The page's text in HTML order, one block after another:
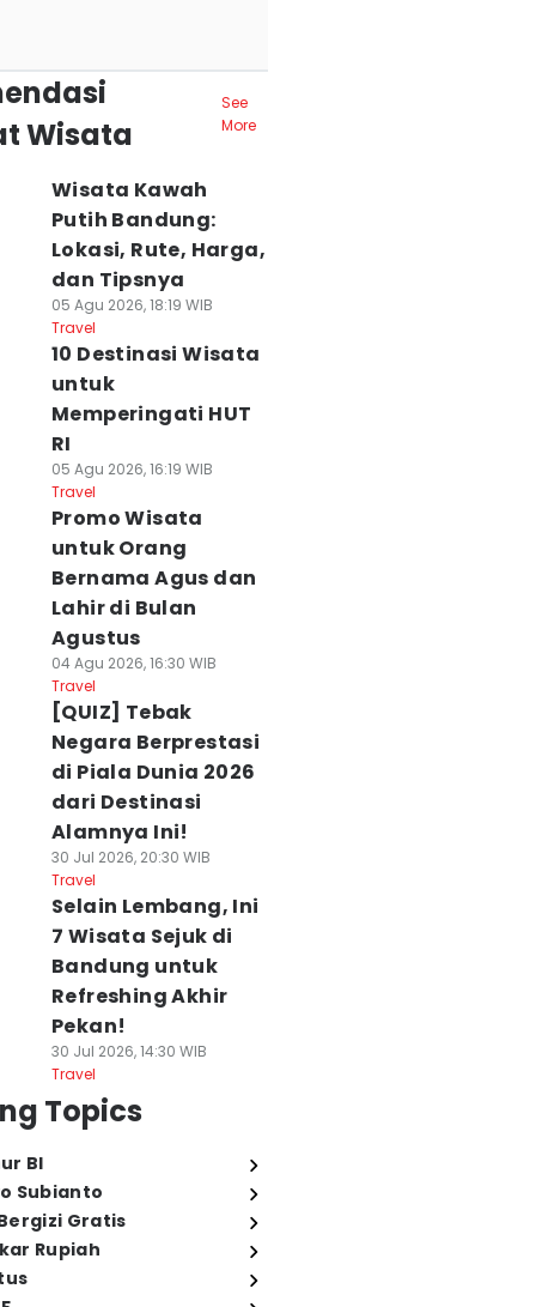
Wisata
See
More
Wisata Kawah
Putih Bandung:
Lokasi, Rute, Harga,
dan Tipsnya
05 Agu 2026, 18:19 WIB
Travel
10 Destinasi Wisata
untuk
Memperingati HUT
RI
05 Agu 2026, 16:19 WIB
Travel
Promo Wisata
untuk Orang
Bernama Agus dan
Lahir di Bulan
Agustus
04 Agu 2026, 16:30 WIB
Travel
[QUIZ] Tebak
Negara Berprestasi
di Piala Dunia 2026
dari Destinasi
Alamnya Ini!
30 Jul 2026, 20:30 WIB
Travel
Selain Lembang, Ini
7 Wisata Sejuk di
Bandung untuk
Refreshing Akhir
Pekan!
30 Jul 2026, 14:30 WIB
Travel
Topics
BI
Subianto
Gratis
Rupiah